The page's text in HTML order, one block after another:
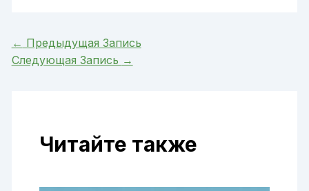
← Предыдущая Запись
Следующая Запись →
Читайте также